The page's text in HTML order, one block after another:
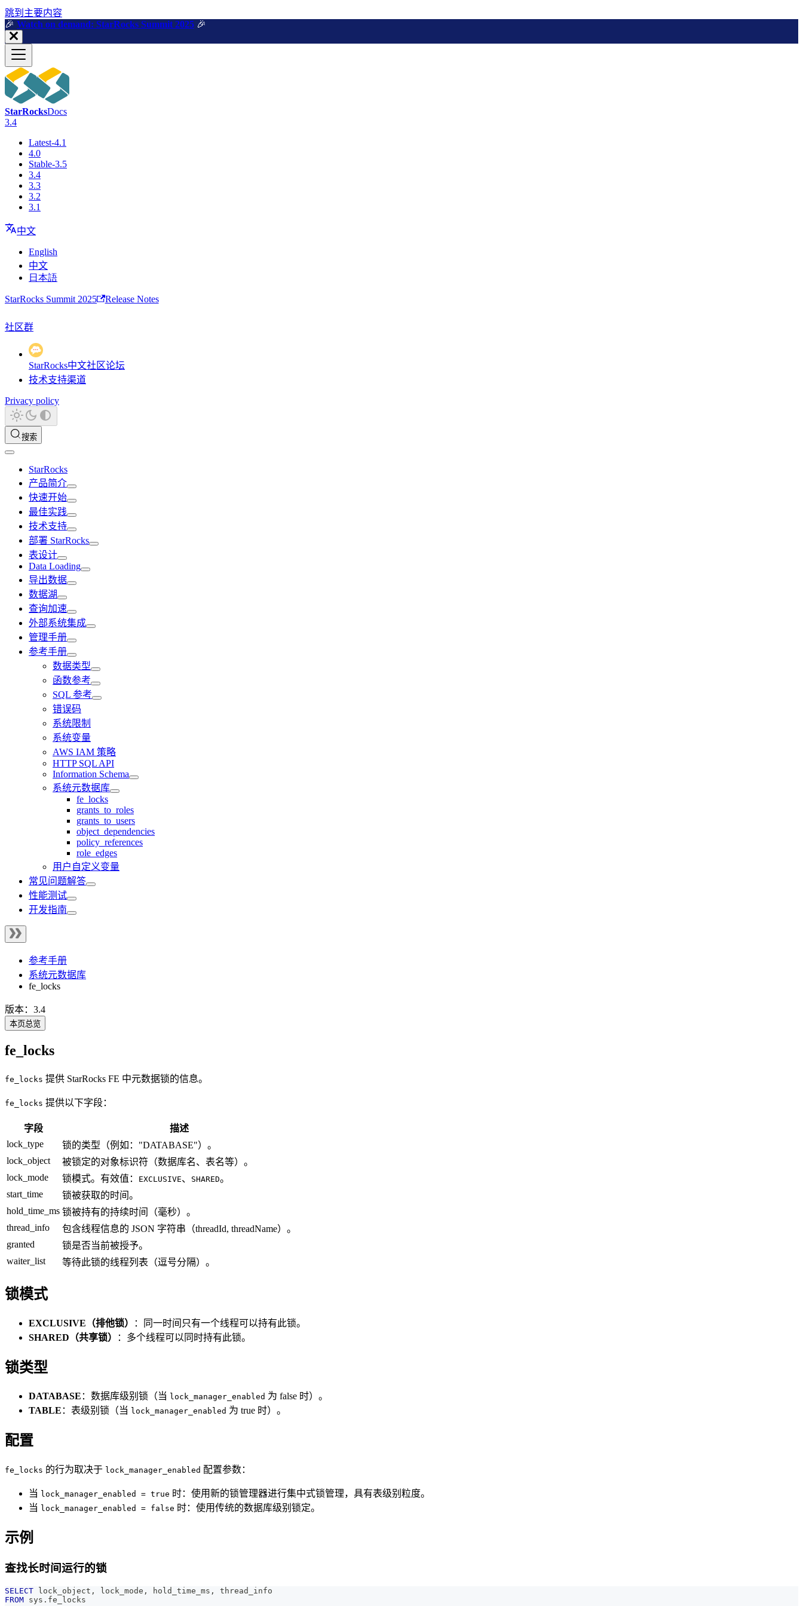
跳到主要内容
🎉️ Watch on demand: StarRocks Summit 2025 🎉️
StarRocksDocs
3.4
Latest-4.1
4.0
Stable-3.5
3.4
3.3
3.2
3.1
中文
English
中文
日本語
StarRocks Summit 2025 Release Notes
社区群
StarRocks中文社区论坛
技术支持渠道
Privacy policy
搜索
StarRocks
产品简介
快速开始
最佳实践
技术支持
部署 StarRocks
表设计
Data Loading
导出数据
数据湖
查询加速
外部系统集成
管理手册
参考手册
数据类型
函数参考
SQL 参考
错误码
系统限制
系统变量
AWS IAM 策略
HTTP SQL API
Information Schema
系统元数据库
fe_locks
grants_to_roles
grants_to_users
object_dependencies
policy_references
role_edges
用户自定义变量
常见问题解答
性能测试
开发指南
参考手册
系统元数据库
fe_locks
版本：3.4
本页总览
fe_locks
fe_locks 提供 StarRocks FE 中元数据锁的信息。
fe_locks 提供以下字段：
字段
描述
lock_type
锁的类型（例如："DATABASE"）。
lock_object
被锁定的对象标识符（数据库名、表名等）。
lock_mode
锁模式。有效值： EXCLUSIVE、 SHARED。
start_time
锁被获取的时间。
hold_time_ms 锁被持有的持续时间（毫秒）。
thread_info
包含线程信息的 JSON 字符串（threadId, threadName）。
granted
锁是否当前被授予。
waiter_list
等待此锁的线程列表（逗号分隔）。
锁模式
EXCLUSIVE（排他锁）
：同一时间只有一个线程可以持有此锁。
SHARED（共享锁）
：多个线程可以同时持有此锁。
锁类型
DATABASE ：数据库级别锁（当 lock_manager_enabled 为 false 时）。
TABLE ：表级别锁（当 lock_manager_enabled 为 true 时）。
配置
fe_locks 的行为取决于 lock_manager_enabled 配置参数：
当 lock_manager_enabled = true 时：使用新的锁管理器进行集中式锁管理，具有表级别粒度。
当 lock_manager_enabled = false 时：使用传统的数据库级别锁定。
示例
查找长时间运行的锁
SELECT lock_object , lock_mode , hold_time_ms ,
thread_info
FROM sys . fe_locks